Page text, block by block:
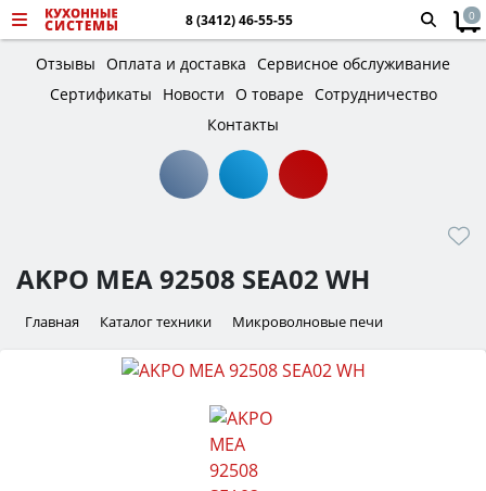
8 (3412) 46-55-55 0
Отзывы Оплата и доставка Сервисное обслуживание
Сертификаты
Новости О товаре Сотрудничество
Контакты
AKPO MEA 92508 SEA02 WH
Главная Каталог техники Микроволновые печи